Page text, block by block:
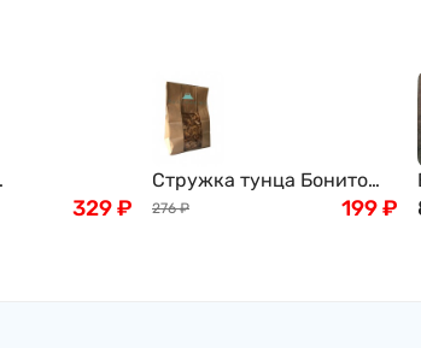
, 1кг329₽
Стружка тунца Бонито
(Bonito), 50г
276 ₽ 199₽